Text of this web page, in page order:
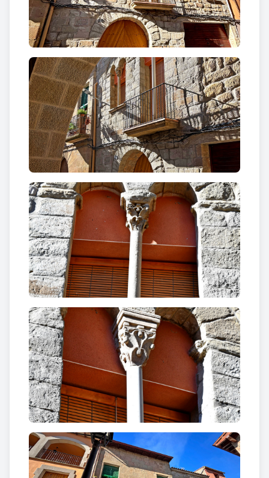
quotidiana. Passejant pels carrers del poble, la dita
ens recorda la manera com els veïns han après a
conviure amb els elements i amb el pas del temps,
amb una mica de seny i una mica de picardia.